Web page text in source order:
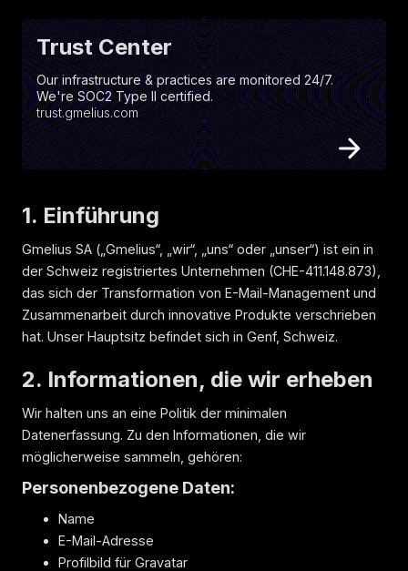
TrustCenter
Our infrastructure & practices are monitored 24/7.
We're SOC2 Type II certified.
trust.gmelius.com
1. Einführung
Gmelius SA („Gmelius“, „wir“, „uns“ oder „unser“) ist ein in
der Schweiz registriertes Unternehmen (CHE-411.148.873),
das sich der Transformation von E-Mail-Management und
Zusammenarbeit durch innovative Produkte verschrieben
hat. Unser Hauptsitz befindet sich in Genf, Schweiz.
2. Informationen, die wir erheben
Wir halten uns an eine Politik der minimalen
Datenerfassung. Zu den Informationen, die wir
möglicherweise sammeln, gehören:
Personenbezogene Daten:
Name
E-Mail-Adresse
Profilbild für Gravatar